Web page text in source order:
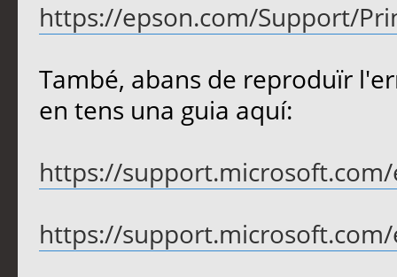
https://epson.com/Support/
També, abans de reproduïr
en tens una guia aquí:
https://
https://